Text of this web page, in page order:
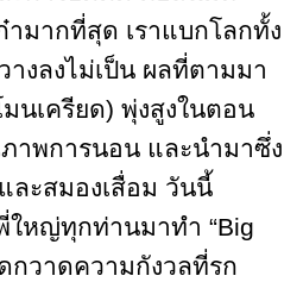
ามากที่สุด เราแบกโลกทั้ง
งลงไม่เป็น ผลที่ตามมา
มนเครียด) พุ่งสูงในตอน
าพการนอน และนำมาซึ่ง
ละสมองเสื่อม วันนี้
ใหญ่ทุกท่านมาทำ “Big
กวาดความกังวลที่รก